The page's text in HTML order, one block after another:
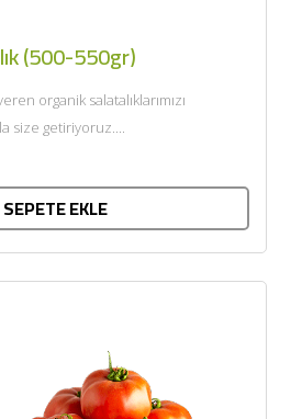
(500-550gr)
organik salatalıklarımızı
size getiriyoruz....
SEPETE EKLE